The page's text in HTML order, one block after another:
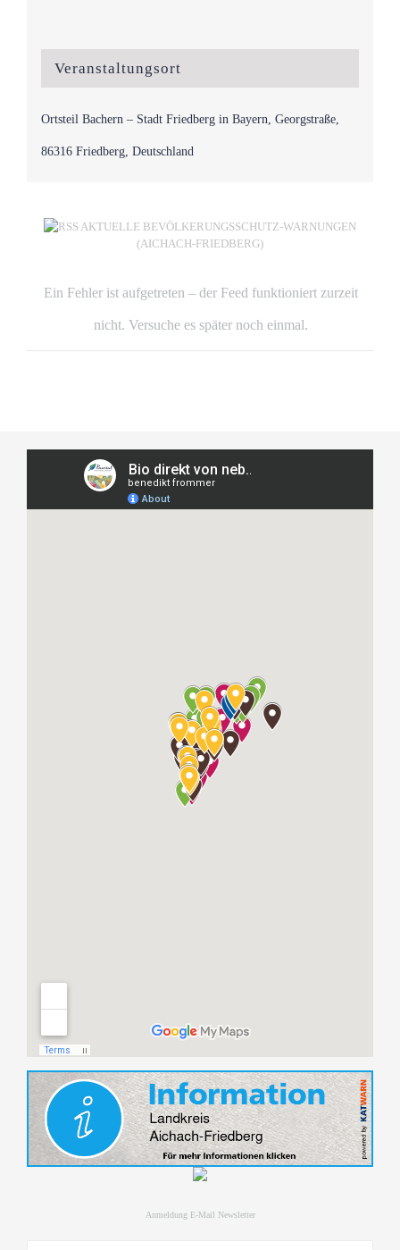
Veranstaltungsort
Ortsteil Bachern – Stadt Friedberg in Bayern, Georgstraße,
86316 Friedberg, Deutschland
AKTUELLE BEVÖLKERUNGSSCHUTZ-WARNUNGEN
(AICHACH-FRIEDBERG)
Ein Fehler ist aufgetreten – der Feed funktioniert zurzeit
nicht. Versuche es später noch einmal.
Anmeldung E-Mail Newsletter